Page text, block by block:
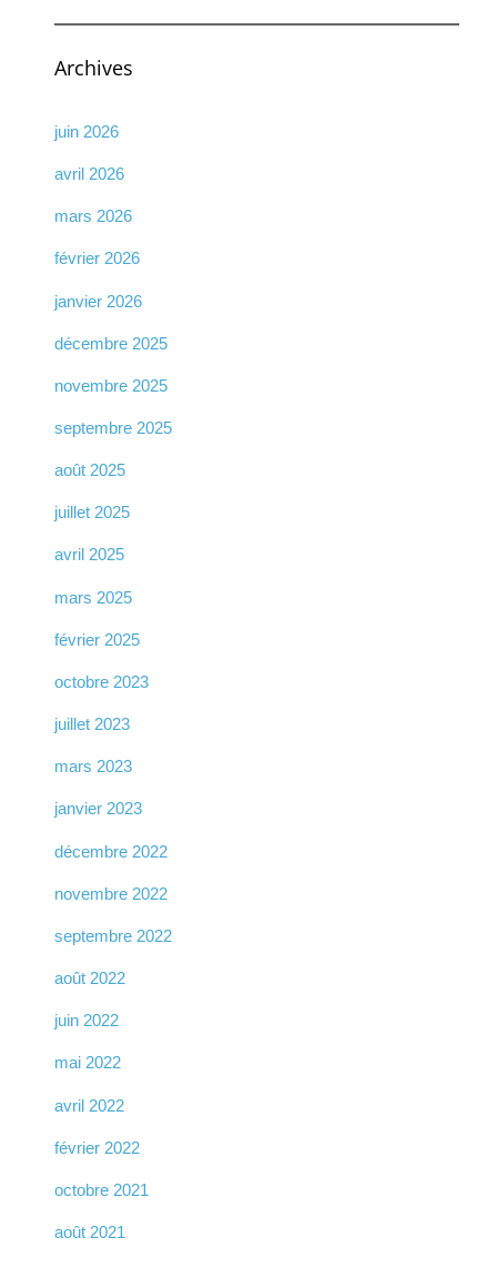
Archives
juin 2026
avril 2026
mars 2026
février 2026
janvier 2026
décembre 2025
novembre 2025
septembre 2025
août 2025
juillet 2025
avril 2025
mars 2025
février 2025
octobre 2023
juillet 2023
mars 2023
janvier 2023
décembre 2022
novembre 2022
septembre 2022
août 2022
juin 2022
mai 2022
avril 2022
février 2022
octobre 2021
août 2021